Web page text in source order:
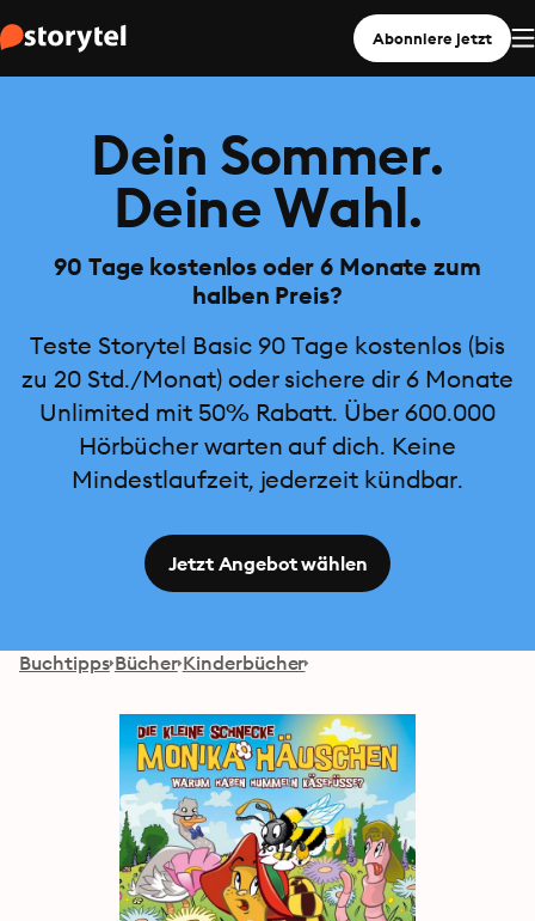
Abonniere jetzt
Dein Sommer.
Deine Wahl.
90 Tage kostenlos oder 6 Monate zum
halben Preis?
Teste Storytel Basic 90 Tage kostenlos (bis
zu 20 Std./Monat) oder sichere dir 6 Monate
Unlimited mit 50% Rabatt. Über 600.000
Hörbücher warten auf dich. Keine
Mindestlaufzeit, jederzeit kündbar.
Jetzt Angebot wählen
Buchtipps Bücher Kinderbücher